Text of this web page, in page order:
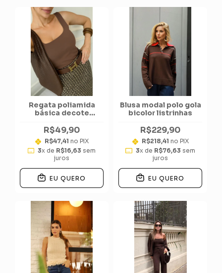
Regata poliamida
básica decote
R$49,90
R$47,41 no PIX
3x de R$16,63 sem
juros
EU QUERO
Blusa modal polo gola
bicolor listrinhas
R$229,90
R$218,41 no PIX
3x de R$76,63 sem
juros
EU QUERO